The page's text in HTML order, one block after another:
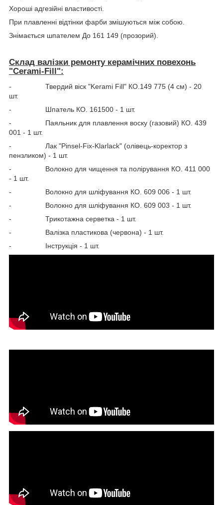
Хороші адгезійні властивості.
При плавленні відтінки фарби змішуються між собою.
Знімається шпателем До 161 149 (прозорий).
Склад валізки ремонту керамічних повехонь
"Cerami-Fill":
- Твердий віск "Kerami Fill" КО.149 775 (4 см) - 20
шт.
- Шпатель КО. 161500 - 1 шт.
- Паяльник для плавлення воску (газовий) КО. 439
001 - 1 шт.
- Лак "Pinsel-Fix-Klarlack" (олівець-коректор з
пензликом) - 1 шт.
- Волокно для чищення та полірування КО. 411 000
- 1 шт.
- Волокно для шліфування КО. 609 006 - 1 шт.
- Волокно для шліфування КО. 609 003 - 1 шт.
- Трикотажна серветка - 1 шт.
- Валізка пластикова (червона) - 1 шт.
- Інструкція - 1 шт.